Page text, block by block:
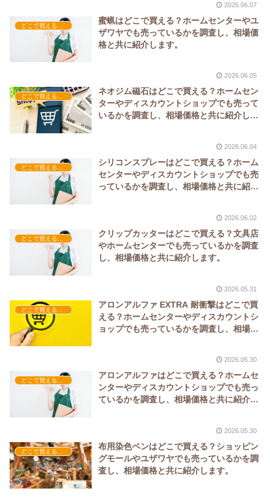
2026.06.07
蜜蝋はどこで買える？ホームセンターやユ
ザワヤでも売っているかを調査し、相場価
格と共に紹介します。
2026.06.05
どこで買える？-工具・DIY
ネオジム磁石はどこで買える？ホームセン
ターやディスカウントショップでも売って
いるかを調査し、相場価格と共に紹介しま
2026.06.04
シリコンスプレーはどこで買える？ホーム
センターやディスカウントショップでも売
っているかを調査し、相場価格と共に紹介
2026.06.02
クリップカッターはどこで買える？文具店
やホームセンターでも売っているかを調査
し、相場価格と共に紹介します。
2026.05.31
アロンアルファ EXTRA 耐衝撃はどこで買
える？ホームセンターやディスカウントシ
ョップでも売っているかを調査し、相場価
2026.05.30
どこで買える？-工具・DIY
アロンアルファはどこで買える？ホームセ
ンターやディスカウントショップでも売っ
ているかを調査し、相場価格と共に紹介し
2026.05.30
布用染色ペンはどこで買える？ショッピン
グモールやユザワヤでも売っているかを調
査し、相場価格と共に紹介します。